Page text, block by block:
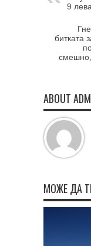
9
битката
ABOUT
МОЖЕ ДА